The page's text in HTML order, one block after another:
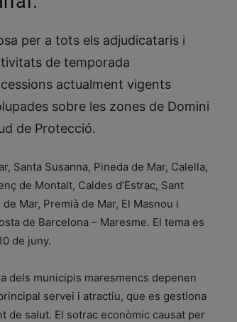
per a tots els adjudicataris i
de temporada
actualment vigents
sobre les zones de Domini
de Protecció.
Santa Susanna, Pineda de Mar, Calella,
de Montalt, Caldes d’Estrac, Sant
Mar, Premià de Mar, El Masnou i
de Barcelona – Maresme. El tema es
de juny.
dels municipis maresmencs depenen
servei i atractiu, que es gestiona
de salut. El sotrac econòmic causat per